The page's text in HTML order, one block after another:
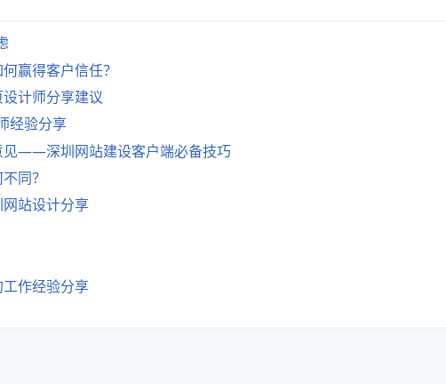
赢得客户信任？
计师分享建议
经验分享
见——深圳网站建设客户端必备技巧
同？
站设计分享
作经验分享